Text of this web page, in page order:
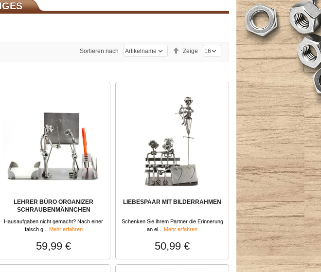
Zeige
Sortieren nach
Absteigend
sortieren
LEHRER BÜRO ORGANIZER
SCHRAUBENMÄNNCHEN
Hausaufgaben nicht gemacht? Nach einer
falsch g... Mehr erfahren
59,99 €
LIEBESPAAR MIT BILDERRAHMEN
Schenken Sie ihrem Partner die Erinnerung
an ei... Mehr erfahren
50,99 €